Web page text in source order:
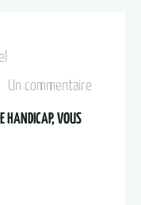
Un commentaire
HANDICAP, VOUS